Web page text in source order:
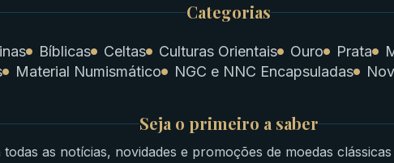
Categorias
Bíblicas Celtas Culturas Orientais Ouro Prata
Material Numismático NGC e NNC Encapsuladas
Seja o primeiro a saber
todas as notícias, novidades e promoções de moedas